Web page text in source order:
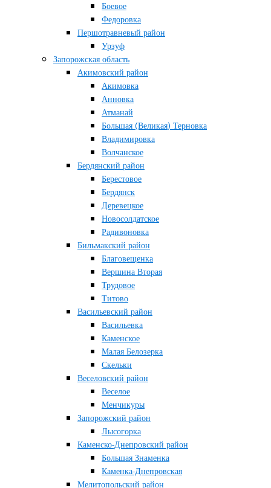
Боевое
Федоровка
Першотравневый район
Урзуф
Запорожская область
Акимовский район
Акимовка
Анновка
Атманай
Большая (Великая) Терновка
Владимировка
Волчанское
Бердянский район
Берестовое
Бердянск
Деревецкое
Новосолдатское
Радивоновка
Бильмакский район
Благовещенка
Вершина Вторая
Трудовое
Титово
Васильевский район
Васильевка
Каменское
Малая Белозерка
Скельки
Веселовский район
Веселое
Менчикуры
Запорожский район
Лысогорка
Каменско-Днепровский район
Большая Знаменка
Каменка-Днепровская
Мелитопольский район